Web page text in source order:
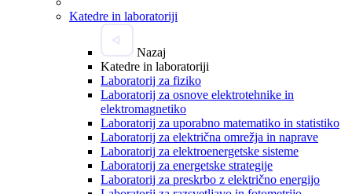
Katedre in laboratoriji
Nazaj
Katedre in laboratoriji
Laboratorij za fiziko
Laboratorij za osnove elektrotehnike in
elektromagnetiko
Laboratorij za uporabno matematiko in statistiko
Laboratorij za električna omrežja in naprave
Laboratorij za elektroenergetske sisteme
Laboratorij za energetske strategije
Laboratorij za preskrbo z električno energijo